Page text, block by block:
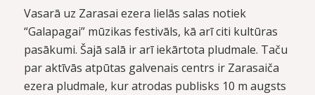
Vasarā uz Zarasai ezera lielās salas notiek
“Galapagai” mūzikas festivāls, kā arī citi kultūras
pasākumi. Šajā salā ir arī iekārtota pludmale. Taču
par aktīvās atpūtas galvenais centrs ir Zarasaiča
ezera pludmale, kur atrodas publisks 10 m augsts